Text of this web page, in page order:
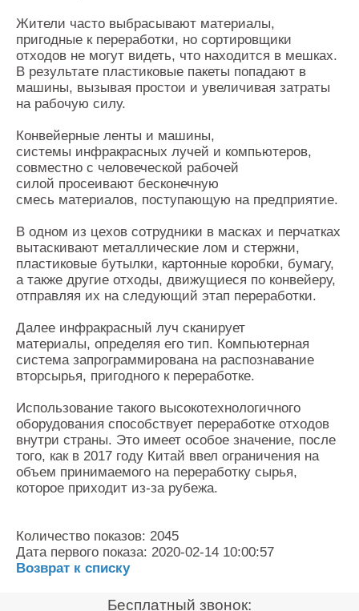
Жители часто выбрасывают материалы,
пригодные к переработки, но сортировщики
отходов не могут видеть, что находится в мешках.
В результате пластиковые пакеты попадают в
машины, вызывая простои и увеличивая затраты
на рабочую силу.
Конвейерные ленты и машины,
системы инфракрасных лучей и компьютеров,
совместно с человеческой рабочей
силой просеивают бесконечную
смесь материалов, поступающую на предприятие.
В одном из цехов сотрудники в масках и перчатках
вытаскивают металлические лом и стержни,
пластиковые бутылки, картонные коробки, бумагу,
а также другие отходы, движущиеся по конвейеру,
отправляя их на следующий этап переработки.
Далее инфракрасный луч сканирует
материалы, определяя его тип. Компьютерная
система запрограммирована на распознавание
вторсырья, пригодного к переработке.
Использование такого высокотехнологичного
оборудования способствует переработке отходов
внутри страны. Это имеет особое значение, после
того, как в 2017 году Китай ввел ограничения на
объем принимаемого на переработку сырья,
которое приходит из-за рубежа.
Количество показов: 2045
Дата первого показа: 2020-02-14 10:00:57
Возврат к списку
Бесплатный звонок: